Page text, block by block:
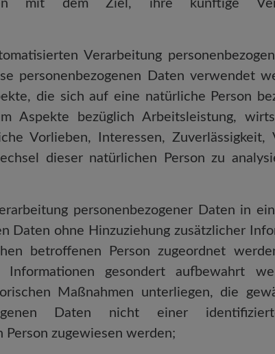
mit dem Ziel, ihre künftige
Verarbeitung
personenbezogenen Daten verwendet
die sich auf eine natürliche Person
Aspekte bezüglich Arbeitsleistung,
Vorlieben, Interessen, Zuverlässigkeit,
dieser natürlichen Person zu
personenbezogener Daten in
Daten ohne Hinzuziehung zusätzlicher
betroffenen Person zugeordnet
Informationen gesondert aufbewahrt
Maßnahmen unterliegen, die
Daten nicht einer
zugewiesen werden;